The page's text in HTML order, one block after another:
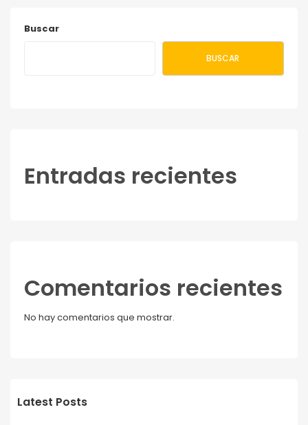
Buscar
BUSCAR
Entradas recientes
Comentarios recientes
No hay comentarios que mostrar.
Latest Posts